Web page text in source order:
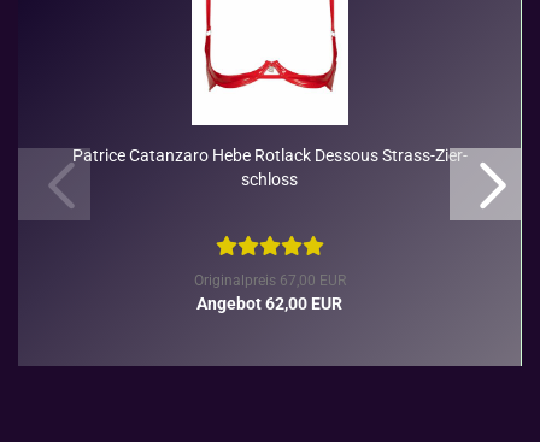
Pa­tri­ce Ca­t­an­za­ro Hebe Rot­lack Des­sous Strass-​​Zier­
schloss
Originalpreis 67,00 EUR
Angebot 62,00 EUR